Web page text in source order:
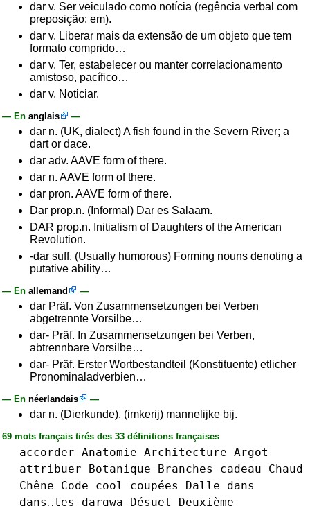
dar v. Ser veiculado como notícia (regência verbal com
preposição: em).
dar v. Liberar mais da extensão de um objeto que tem
formato comprido…
dar v. Ter, estabelecer ou manter correlacionamento
amistoso, pacífico…
dar v. Noticiar.
— En anglais —
dar n. (UK, dialect) A fish found in the Severn River; a
dart or dace.
dar adv. AAVE form of there.
dar n. AAVE form of there.
dar pron. AAVE form of there.
Dar prop.n. (Informal) Dar es Salaam.
DAR prop.n. Initialism of Daughters of the American
Revolution.
-dar suff. (Usually humorous) Forming nouns denoting a
putative ability…
— En allemand —
dar Präf. Von Zusammensetzungen bei Verben
abgetrennte Vorsilbe…
dar- Präf. In Zusammensetzungen bei Verben,
abtrennbare Vorsilbe…
dar- Präf. Erster Wortbestandteil (Konstituente) etlicher
Pronominaladverbien…
— En néerlandais —
dar n. (Dierkunde), (imkerij) mannelijke bij.
69 mots français tirés des 33 définitions françaises
accorder Anatomie Architecture Argot
attribuer
Botanique Branches cadeau
Chaud
Chêne
Code cool coupées Dalle
dans
dans␣les
dargwa Désuet Deuxième